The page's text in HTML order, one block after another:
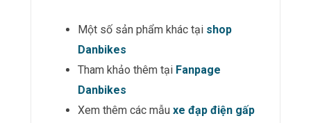
Một số sản phẩm khác tại shop
Danbikes
Tham khảo thêm tại Fanpage
Danbikes
Xem thêm các mẫu xe đạp điện gấp